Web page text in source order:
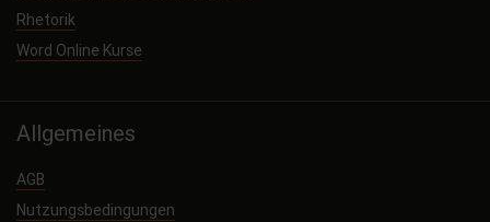
Rhetorik
Word Online Kurse
Allgemeines
AGB
Nutzungsbedingungen